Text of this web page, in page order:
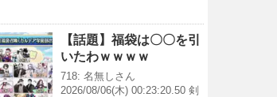
【話題】福袋は〇〇を引
いたわｗｗｗｗ
718: 名無しさん
2026/08/06(木) 00:23:20.50 剣